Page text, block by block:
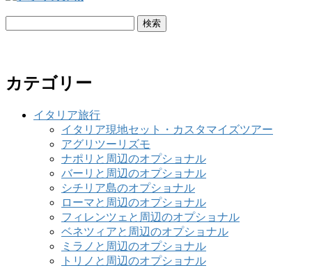
カテゴリー
イタリア旅行
イタリア現地セット・カスタマイズツアー
アグリツーリズモ
ナポリと周辺のオプショナル
バーリと周辺のオプショナル
シチリア島のオプショナル
ローマと周辺のオプショナル
フィレンツェと周辺のオプショナル
ベネツィアと周辺のオプショナル
ミラノと周辺のオプショナル
トリノと周辺のオプショナル